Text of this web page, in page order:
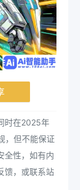
时在2025年
，但不能保证
全性，如有内
馈，或联系站